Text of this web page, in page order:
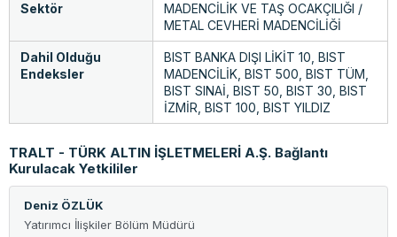
Sektör
MADENCİLİK VE TAŞ OCAKÇILIĞI /
METAL CEVHERİ MADENCİLİĞİ
Dahil Olduğu
Endeksler
BIST BANKA DIŞI LİKİT 10, BIST
MADENCİLİK, BIST 500, BIST TÜM,
BIST SINAİ, BIST 50, BIST 30, BIST
İZMİR, BIST 100, BIST YILDIZ
TRALT - TÜRK ALTIN İŞLETMELERİ A.Ş. Bağlantı
Kurulacak Yetkililer
Deniz ÖZLÜK
Yatırımcı İlişkiler Bölüm Müdürü